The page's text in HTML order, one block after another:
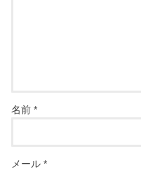
名前*
メール*